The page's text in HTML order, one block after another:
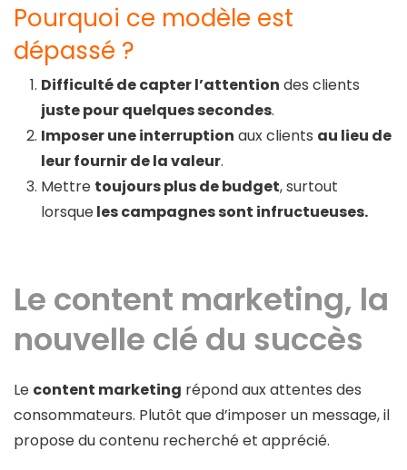
Pourquoi ce modèle est
dépassé ?
Difficulté de capter l’attention des clients
juste pour quelques secondes.
Imposer une interruption aux clients au lieu de
leur fournir de la valeur.
Mettre toujours plus de budget, surtout
lorsqueles campagnes sont infructueuses.
Le content marketing, la
nouvelle clé du succès
Le content marketing répond aux attentes des
consommateurs. Plutôt que d’imposer un message, il
propose du contenu recherché et apprécié.